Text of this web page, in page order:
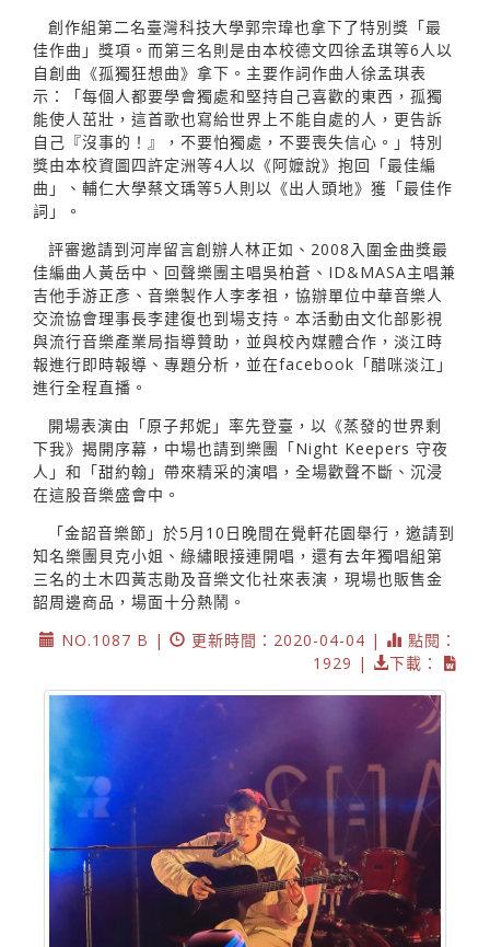
創作組第二名臺灣科技大學郭宗瑋也拿下了特別獎「最
佳作曲」獎項。而第三名則是由本校德文四徐孟琪等6人以
自創曲《孤獨狂想曲》拿下。主要作詞作曲人徐孟琪表
示：「每個人都要學會獨處和堅持自己喜歡的東西，孤獨
能使人茁壯，這首歌也寫給世界上不能自處的人，更告訴
自己『沒事的！』，不要怕獨處，不要喪失信心。」特別
獎由本校資圖四許定洲等4人以《阿嬤說》抱回「最佳編
曲」、輔仁大學蔡文瑀等5人則以《出人頭地》獲「最佳作
詞」。
評審邀請到河岸留言創辦人林正如、2008入圍金曲獎最
佳編曲人黃岳中、回聲樂團主唱吳柏蒼、ID&MASA主唱兼
吉他手游正彥、音樂製作人李孝祖，協辦單位中華音樂人
交流協會理事長李建復也到場支持。本活動由文化部影視
與流行音樂產業局指導贊助，並與校內媒體合作，淡江時
報進行即時報導、專題分析，並在facebook「醋咪淡江」
進行全程直播。
開場表演由「原子邦妮」率先登臺，以《蒸發的世界剩
下我》揭開序幕，中場也請到樂團「Night Keepers 守夜
人」和「甜約翰」帶來精采的演唱，全場歡聲不斷、沉浸
在這股音樂盛會中。
「金韶音樂節」於5月10日晚間在覺軒花園舉行，邀請到
知名樂團貝克小姐、綠繡眼接連開唱，還有去年獨唱組第
三名的土木四黃志勛及音樂文化社來表演，現場也販售金
韶周邊商品，場面十分熱鬧。
NO.1087 B |
更新時間：2020-04-04 |
點閱：
1929 |
下載：